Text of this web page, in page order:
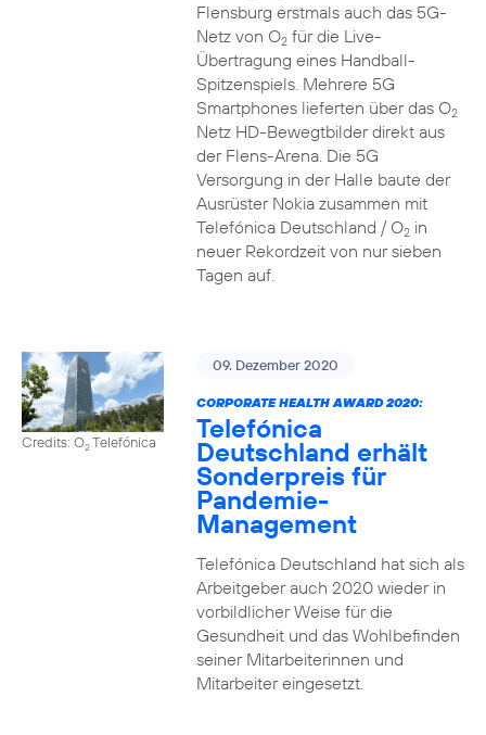
Flensburg erstmals auch das 5G-
Netz von O2für die Live-
Übertragung eines Handball-
Spitzenspiels. Mehrere 5G
Smartphones lieferten über das O2
Netz HD-Bewegtbilder direkt aus
der Flens-Arena. Die 5G
Versorgung in der Halle baute der
Ausrüster Nokia zusammen mit
Telefónica Deutschland / O2in
neuer Rekordzeit von nur sieben
Tagen auf.
Credits: O2Telefónica
09. Dezember 2020
CORPORATE HEALTH AWARD 2020:
Telefónica
Deutschland erhält
Sonderpreis für
Pandemie-
Management
Telefónica Deutschland hat sich als
Arbeitgeber auch 2020 wieder in
vorbildlicher Weise für die
Gesundheit und das Wohlbefinden
seiner Mitarbeiterinnen und
Mitarbeiter eingesetzt.